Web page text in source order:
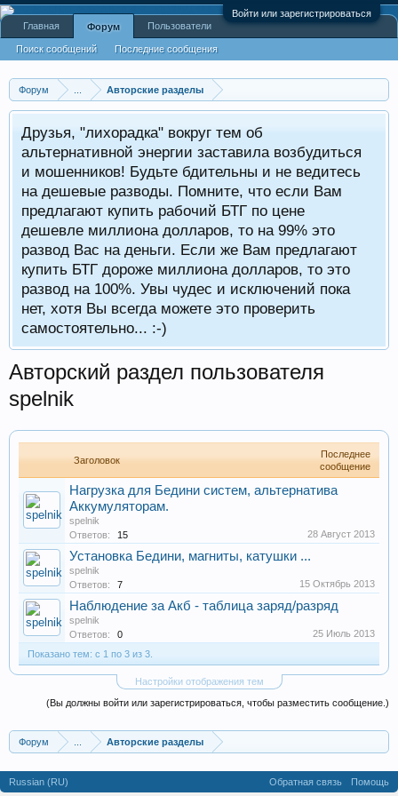
Войти или зарегистрироваться
Форум Авторские разделы
Друзья, "лихорадка" вокруг тем об
альтернативной энергии заставила возбудиться
и мошенников! Будьте бдительны и не ведитесь
на дешевые разводы. Помните, что если Вам
предлагают купить рабочий БТГ по цене
дешевле миллиона долларов, то на 99% это
развод Вас на деньги. Если же Вам предлагают
купить БТГ дороже миллиона долларов, то это
развод на 100%. Увы чудес и исключений пока
нет, хотя Вы всегда можете это проверить
самостоятельно... :-)
Авторский раздел пользователя
spelnik
Заголовок
Последнее
сообщение
Нагрузка для Бедини систем, альтернатива
Аккумуляторам.
spelnik
Ответов:
15 28 Август 2013
Установка Бедини, магниты, катушки ...
spelnik
Ответов:
7 15 Октябрь 2013
Наблюдение за Акб - таблица заряд/разряд
spelnik
Ответов:
0
25 Июль 2013
Показано тем: с 1 по 3 из 3.
Настройки отображения тем
(Вы должны войти или зарегистрироваться, чтобы разместить сообщение.)
Форум Авторские разделы
Главная Форум
Поиск сообщений Последние сообщения
Пользователи
Russian (RU) Обратная связь Помощь